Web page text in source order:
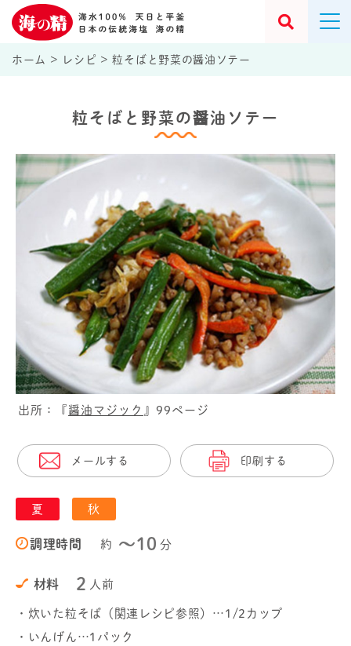
ホーム > レシピ >粒そばと野菜の醤油ソテー
粒そばと野菜の醤油ソテー
出所：『 醤油マジック 』99ページ
メールする 印刷する
夏 秋
調理時間 約 〜10 分
材料 2 人前
・炊いた粒そば（関連レシピ参照）…1/2カップ
・いんげん…1パック